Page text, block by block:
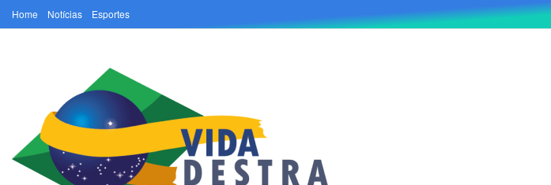
Home Notícias Esportes